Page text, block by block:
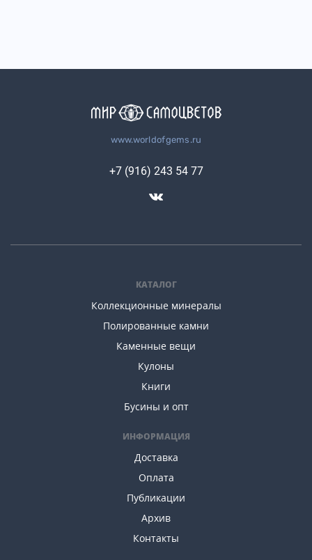
www.worldofgems.ru
КАТАЛОГ
Коллекционные минералы
Полированные камни
Каменные вещи
Кулоны
Книги
Бусины и опт
ИНФОРМАЦИЯ
Доставка
Оплата
Публикации
Архив
Контакты
+7 (916) 243 54 77